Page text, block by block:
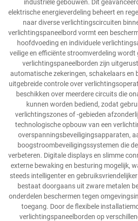
industriële gebouwen. Dit
elektrische energieverdeling beheert en
naar diverse verlichtingscircuiten
verlichtingspaneelbord vormt een
hoofdvoeding en individuele
veilige en efficiënte stroomverdeling
verlichtingspaneelborden zijn
automatische zekeringen, schakelaars en
uitgebreide controle over
beschikken over meerdere circuits die
kunnen worden bediend, zodat
verlichtingszones of -gebieden
technologische opbouw van een
overspanningsbeveiligingsapparaten,
boogstroombeveiligingssystemen die
verbeteren. Digitale displays en slimme
externe bewaking en besturing mogelijk,
steeds intelligenter en
bestaat doorgaans uit zware metalen
onderdelen beschermen tegen
toegang. Door de flexibele
verlichtingspaneelborden op